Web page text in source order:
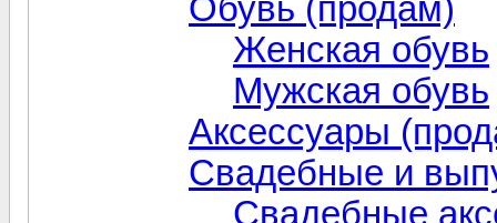
Обувь (продам)
Женская обувь
Мужская обувь
Аксессуары
Свадебные и
Свадебные